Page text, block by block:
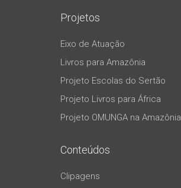
Projetos
Eixo de Atuação
Livros para Amazônia
Projeto Escolas do Sertão
Projeto Livros para África
Projeto OMUNGA na Amazônia
Conteúdos
Clipagens